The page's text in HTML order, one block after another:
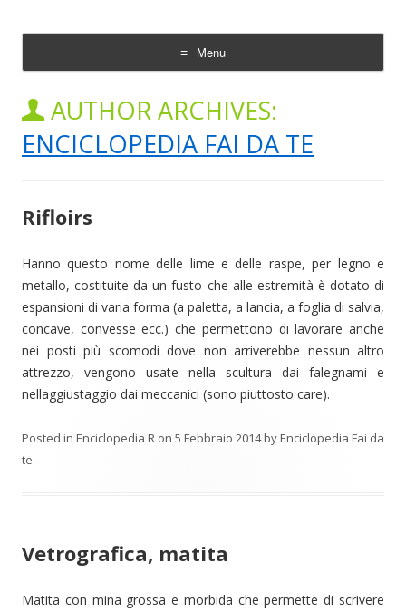
Menu
Skip
contentAUTHOR ARCHIVES:
ENCICLOPEDIA FAI DA TE
Rifloirs
Hanno questo nome delle lime e delle raspe, per legno e
metallo, costituite da un fusto che alle estremità è dotato di
espansioni di varia forma (a paletta, a lancia, a foglia di salvia,
concave, convesse ecc.) che permettono di lavorare anche
nei posti più scomodi dove non arriverebbe nessun altro
attrezzo, vengono usate nella scultura dai falegnami e
nellaggiustaggio dai meccanici (sono piuttosto care).
Posted in Enciclopedia R on 5 Febbraio 2014byEnciclopedia Fai da
te.
Vetrografica, matita
Matita con mina grossa e morbida che permette di scrivere